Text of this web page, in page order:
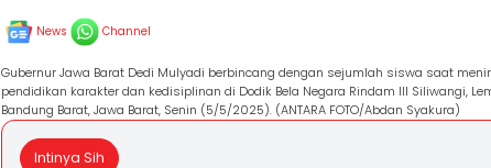
News Channel
Gubernur Jawa Barat Dedi Mulyadi berbincang dengan sejumlah siswa saat
pendidikan karakter dan kedisiplinan di Dodik Bela Negara Rindam III Siliwangi,
Bandung Barat, Jawa Barat, Senin (5/5/2025). (ANTARA FOTO/Abdan Syakura)
Intinya Sih